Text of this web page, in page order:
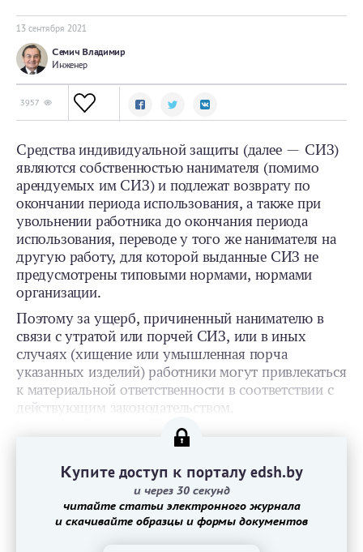
13 сентября 2021
Семич Владимир
Инженер
3957
Средства индивидуальной защиты (далее — СИЗ)
являются собственностью нанимателя (помимо
арендуемых им СИЗ) и подлежат возврату по
окончании периода использования, а также при
увольнении работника до окончания периода
использования, переводе у того же нанимателя на
другую работу, для которой выданные СИЗ не
предусмотрены типовыми нормами, нормами
организации.
Поэтому за ущерб, причиненный нанимателю в
связи с утратой или порчей СИЗ, или в иных
случаях (хищение или умышленная порча
указанных изделий) работники могут привлекаться
к материальной ответственности в соответствии с
действующим законодательством.
Купите доступ к порталу edsh.by
и через 30 секунд
читайте статьи электронного журнала
и скачивайте образцы и формы документов